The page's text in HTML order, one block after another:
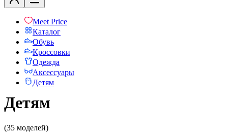
Meet Price
Каталог
Обувь
Кроссовки
Одежда
Аксессуары
Детям
Детям
(35 моделей)